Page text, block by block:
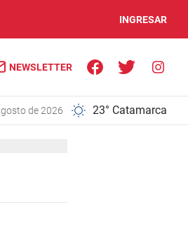
INGRESAR
NEWSLETTER
de 2026 23° Catamarca